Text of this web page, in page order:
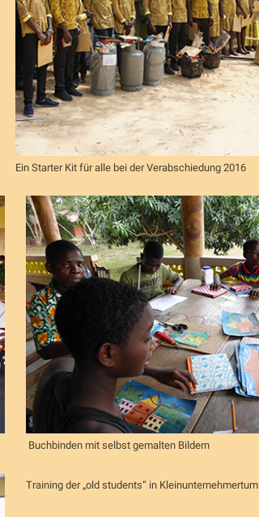
Ein Starter Kit für alle bei der Verabschiedung 2016
Buchbinden mit selbst gemalten Bildern
Training der „old students“ in Kleinunternehmertum